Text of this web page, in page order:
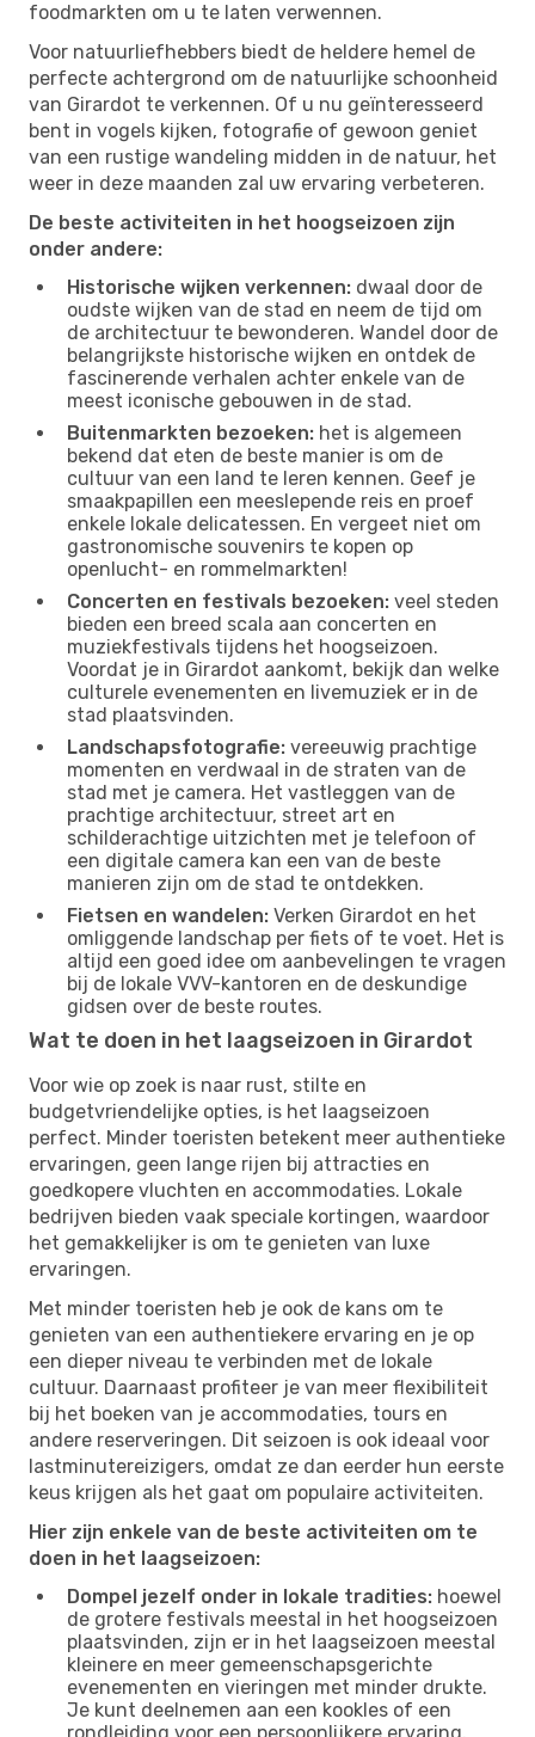
foodmarkten om u te laten verwennen.
Voor natuurliefhebbers biedt de heldere hemel de
perfecte achtergrond om de natuurlijke schoonheid
van Girardot te verkennen. Of u nu geïnteresseerd
bent in vogels kijken, fotografie of gewoon geniet
van een rustige wandeling midden in de natuur, het
weer in deze maanden zal uw ervaring verbeteren.
De beste activiteiten in het hoogseizoen zijn
onder andere:
Historische wijken verkennen: dwaal door de
oudste wijken van de stad en neem de tijd om
de architectuur te bewonderen. Wandel door de
belangrijkste historische wijken en ontdek de
fascinerende verhalen achter enkele van de
meest iconische gebouwen in de stad.
Buitenmarkten bezoeken: het is algemeen
bekend dat eten de beste manier is om de
cultuur van een land te leren kennen. Geef je
smaakpapillen een meeslepende reis en proef
enkele lokale delicatessen. En vergeet niet om
gastronomische souvenirs te kopen op
openlucht- en rommelmarkten!
Concerten en festivals bezoeken: veel steden
bieden een breed scala aan concerten en
muziekfestivals tijdens het hoogseizoen.
Voordat je in Girardot aankomt, bekijk dan welke
culturele evenementen en livemuziek er in de
stad plaatsvinden.
Landschapsfotografie: vereeuwig prachtige
momenten en verdwaal in de straten van de
stad met je camera. Het vastleggen van de
prachtige architectuur, street art en
schilderachtige uitzichten met je telefoon of
een digitale camera kan een van de beste
manieren zijn om de stad te ontdekken.
Fietsen en wandelen: Verken Girardot en het
omliggende landschap per fiets of te voet. Het is
altijd een goed idee om aanbevelingen te vragen
bij de lokale VVV-kantoren en de deskundige
gidsen over de beste routes.
Wat te doen in het laagseizoen in Girardot
Voor wie op zoek is naar rust, stilte en
budgetvriendelijke opties, is het laagseizoen
perfect. Minder toeristen betekent meer authentieke
ervaringen, geen lange rijen bij attracties en
goedkopere vluchten en accommodaties. Lokale
bedrijven bieden vaak speciale kortingen, waardoor
het gemakkelijker is om te genieten van luxe
ervaringen.
Met minder toeristen heb je ook de kans om te
genieten van een authentiekere ervaring en je op
een dieper niveau te verbinden met de lokale
cultuur. Daarnaast profiteer je van meer flexibiliteit
bij het boeken van je accommodaties, tours en
andere reserveringen. Dit seizoen is ook ideaal voor
lastminutereizigers, omdat ze dan eerder hun eerste
keus krijgen als het gaat om populaire activiteiten.
Hier zijn enkele van de beste activiteiten om te
doen in het laagseizoen:
Dompel jezelf onder in lokale tradities: hoewel
de grotere festivals meestal in het hoogseizoen
plaatsvinden, zijn er in het laagseizoen meestal
kleinere en meer gemeenschapsgerichte
evenementen en vieringen met minder drukte.
Je kunt deelnemen aan een kookles of een